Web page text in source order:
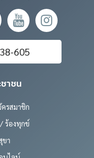
605
าชน
รสมาชิก
ร้องทุกข์
ขา